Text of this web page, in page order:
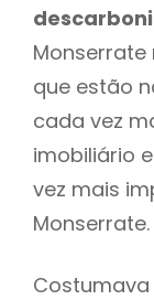
Monserrate
que estão
cada vez
imobiliário
vez mais
Monserrate.